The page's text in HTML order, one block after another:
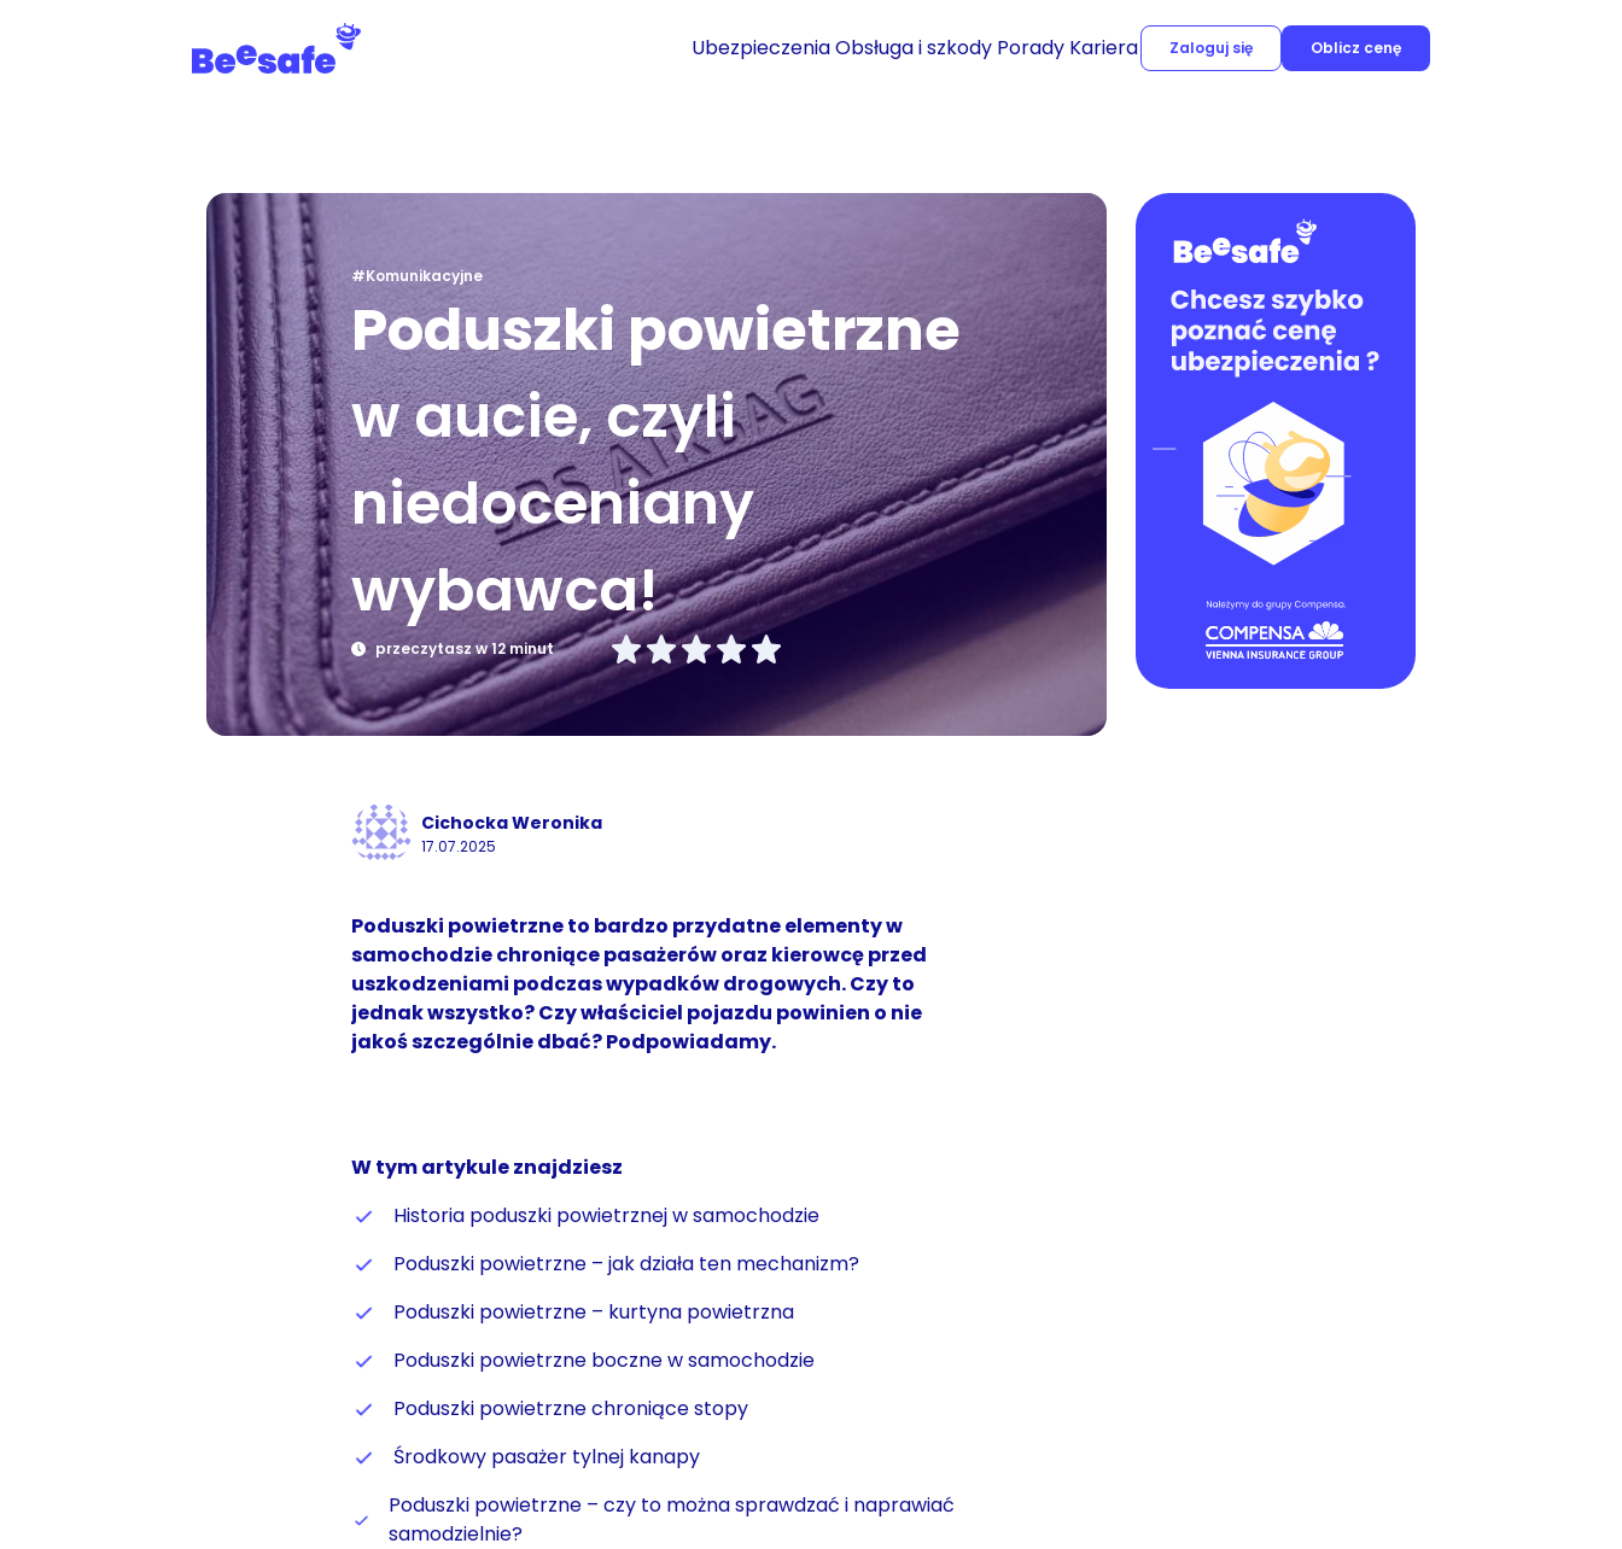
UbezpieczeniaObsługa i szkody Porady Kariera Zaloguj się Oblicz cenę
#Komunikacyjne
Poduszki powietrzne
w aucie, czyli
niedoceniany
wybawca!
przeczytasz w 12 minut
Cichocka Weronika
17.07.2025
Poduszki powietrzne to bardzo przydatne elementy w
samochodzie chroniące pasażerów oraz kierowcę przed
uszkodzeniami podczas wypadków drogowych. Czy to
jednak wszystko? Czy właściciel pojazdu powinien o nie
jakoś szczególnie dbać? Podpowiadamy.
W tym artykule znajdziesz
Historia poduszki powietrznej w samochodzie
Poduszki powietrzne – jak działa ten mechanizm?
Poduszki powietrzne – kurtyna powietrzna
Poduszki powietrzne boczne w samochodzie
Poduszki powietrzne chroniące stopy
Środkowy pasażer tylnej kanapy
Poduszki powietrzne – czy to można sprawdzać i naprawiać
samodzielnie?